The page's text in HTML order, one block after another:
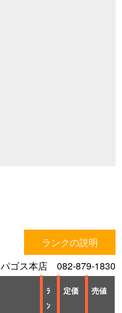
ランクの説明
パゴス本店 082-879-1830
ﾗ
ﾝ
定価 売値